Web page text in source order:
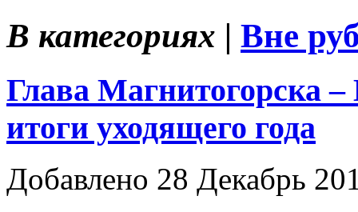
В категориях | Вне
Глава Магнитогорска
итоги уходящего года
Добавлено 28 Декабрь